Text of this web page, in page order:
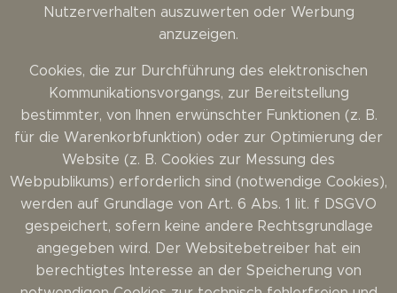
Nutzerverhalten auszuwerten oder Werbung
anzuzeigen.
Cookies, die zur Durchführung des elektronischen
Kommunikationsvorgangs, zur Bereitstellung
bestimmter, von Ihnen erwünschter Funktionen (z. B.
für die Warenkorbfunktion) oder zur Optimierung der
Website (z. B. Cookies zur Messung des
Webpublikums) erforderlich sind (notwendige Cookies),
werden auf Grundlage von Art. 6 Abs. 1 lit. f DSGVO
gespeichert, sofern keine andere Rechtsgrundlage
angegeben wird. Der Websitebetreiber hat ein
berechtigtes Interesse an der Speicherung von